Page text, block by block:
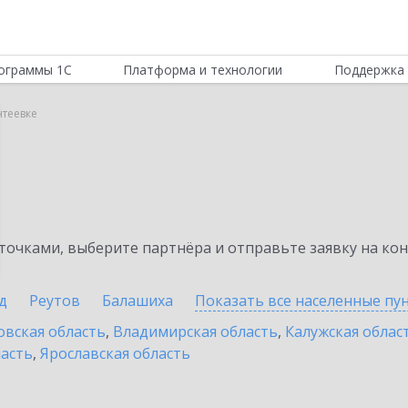
1С Платформа и технологии Поддержка
выберите партнёра и отправьте заявку на
Реутов Балашиха Показать все населенные
область, Владимирская область, Калужская
, Ярославская область